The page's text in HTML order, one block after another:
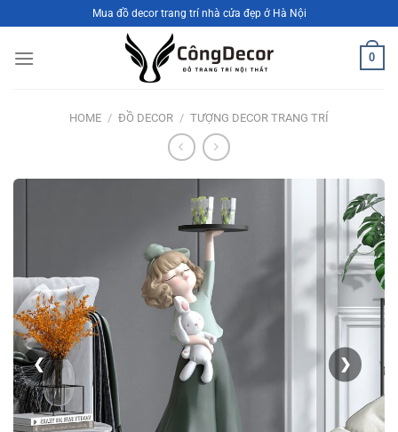
qua
nội
Mua đồ decor trang trí nhà cửa đẹp ở Hà Nội
0
HOME / ĐỒ DECOR / TƯỢNG DECOR TRANG TRÍ
❮ ❯